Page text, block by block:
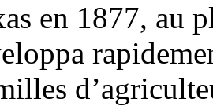
en 1877, au